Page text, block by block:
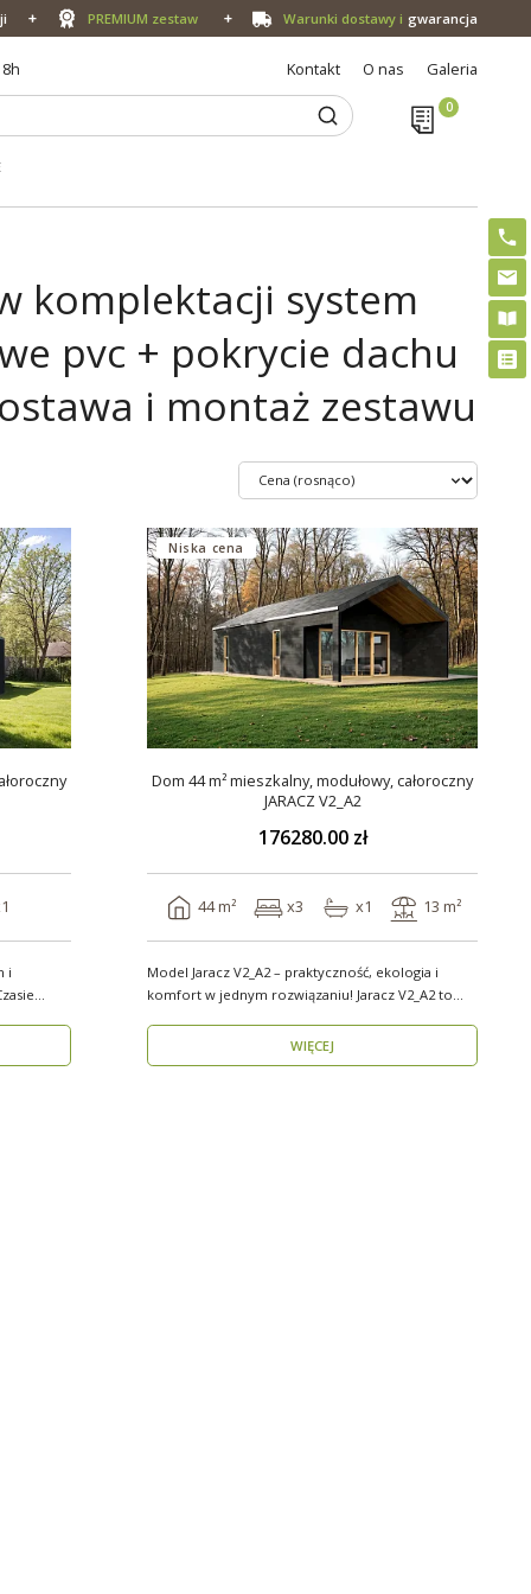
PREMIUM zestaw Warunki dostawy i gwarancja
Kontakt O nas Galeria
komplektacji system
pvc + pokrycie dachu
i montaż zestawu
i
Niska cena
Dom 44 m² mieszkalny, modułowy, całoroczny
JARACZ V2_A2
176280.00 zł
44 m² x3 x1 13 m²
Model Jaracz V2_A2 – praktyczność, ekologia i
komfort w jednym rozwiązaniu! Jaracz V2_A2 to
WIĘCEJ